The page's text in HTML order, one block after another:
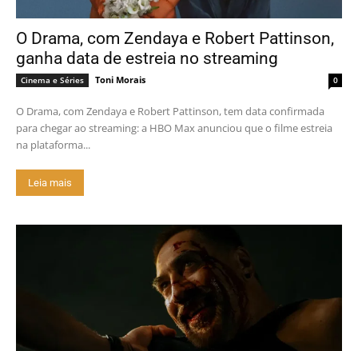
O Drama, com Zendaya e Robert Pattinson,
ganha data de estreia no streaming
Cinema e Séries Toni Morais 0
O Drama, com Zendaya e Robert Pattinson, tem data confirmada
para chegar ao streaming: a HBO Max anunciou que o filme estreia
na plataforma...
Leia mais